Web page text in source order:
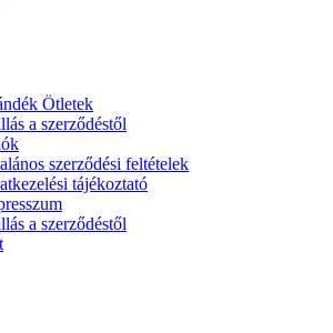
Ötletek
a szerződéstől
szerződési feltételek
tájékoztató
a szerződéstől